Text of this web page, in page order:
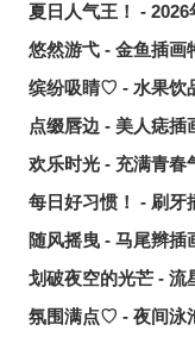
夏日人气王！ -
悠然游弋 - 金鱼插画
缤纷吸睛♡ - 水果饮
点缀唇边 - 美人痣插
欢乐时光 - 充满青春
每日好习惯！ - 刷牙
随风摇曳 - 马尾辫插
划破夜空的光芒 - 流
氛围满点♡ - 夜间泳